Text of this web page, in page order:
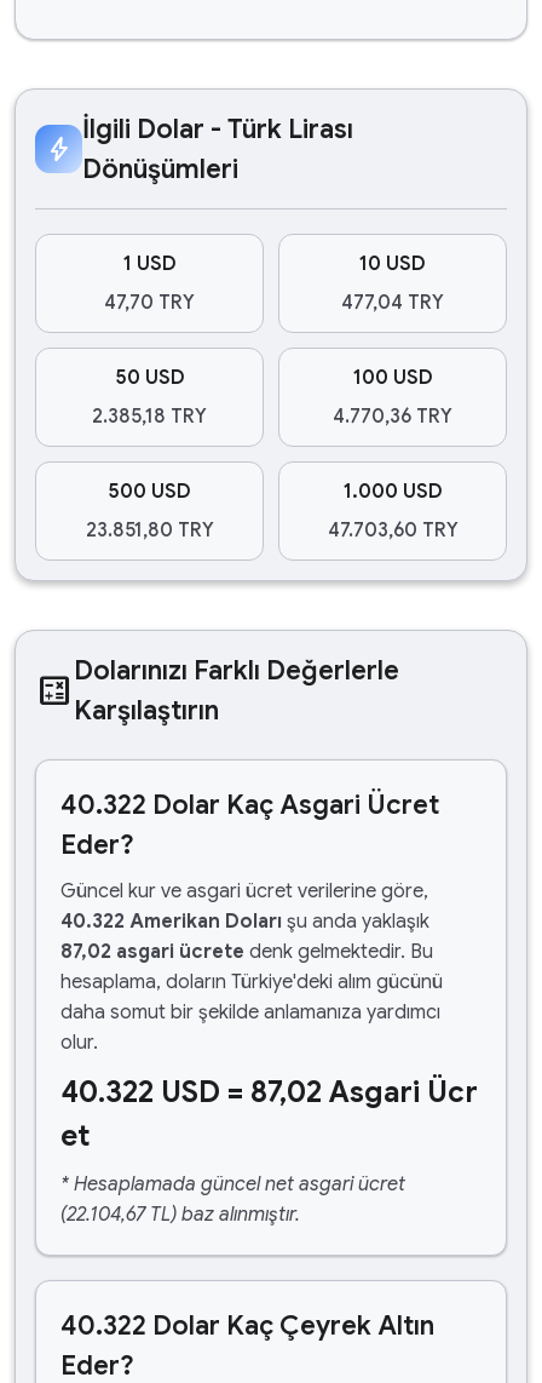
bolt
İlgili Dolar - Türk Lirası
Dönüşümleri
1 USD
47,70 TRY
10 USD
477,04 TRY
50 USD
2.385,18 TRY
100 USD
4.770,36 TRY
500 USD
23.851,80 TRY
1.000 USD
47.703,60 TRY
calculate Dolarınızı Farklı Değerlerle
Karşılaştırın
40.322 Dolar Kaç Asgari Ücret
Eder?
Güncel kur ve asgari ücret verilerine göre,
40.322 Amerikan Doları şu anda yaklaşık
87,02 asgari ücrete denk gelmektedir. Bu
hesaplama, doların Türkiye'deki alım gücünü
daha somut bir şekilde anlamanıza yardımcı
olur.
40.322 USD = 87,02 Asgari Ücr
et
* Hesaplamada güncel net asgari ücret
(22.104,67 TL) baz alınmıştır.
40.322 Dolar Kaç Çeyrek Altın
Eder?